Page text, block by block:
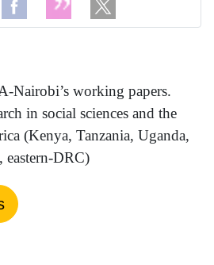
Nairobi’s working papers.
in social sciences and the
(Kenya, Tanzania, Uganda,
DRC)